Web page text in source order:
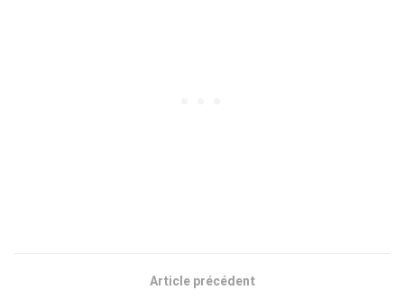
Article précédent